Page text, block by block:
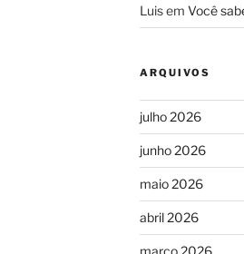
Luisem Você
ARQUIVOS
julho 2026
junho 2026
maio 2026
abril 2026